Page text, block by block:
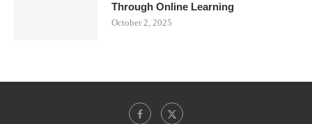
Through Online Learning
October 2, 2025